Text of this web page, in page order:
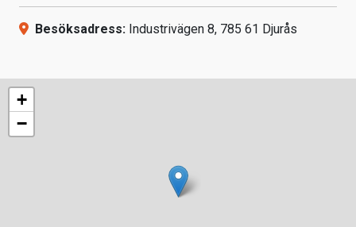
Besöksadress: Industrivägen 8, 785 61 Djurås
+
−